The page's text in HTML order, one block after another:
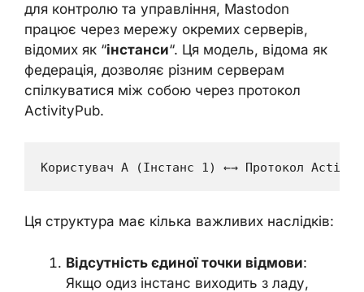
для контролю та управління, Mastodon
працює через мережу окремих серверів,
відомих як “інстанси“. Ця модель, відома як
федерація, дозволяє різним серверам
спілкуватися між собою через протокол
ActivityPub.
Ця структура має кілька важливих наслідків:
Відсутність єдиної точки відмови:
Якщо одиз інстанс виходить з ладу,